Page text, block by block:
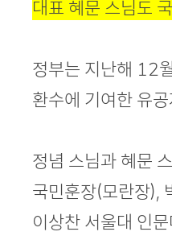
대표 혜문 스님도
정부는 지난해 12
환수에 기여한 유
정념 스님과 혜문
국민훈장(모란장),
이상찬 서울대 인